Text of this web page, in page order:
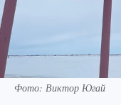
Фото: Виктор Югай